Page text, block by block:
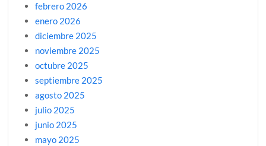
febrero 2026
enero 2026
diciembre 2025
noviembre 2025
octubre 2025
septiembre 2025
agosto 2025
julio 2025
junio 2025
mayo 2025